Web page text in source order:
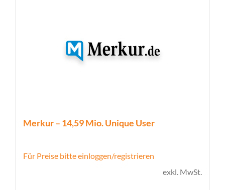
Merkur – 14,59 Mio. Unique User
Für Preise bitte einloggen/registrieren
exkl. MwSt.